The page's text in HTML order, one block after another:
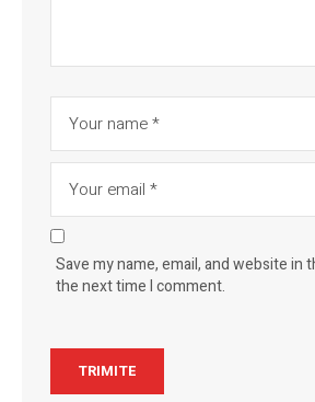
Save my name, email, and website in
the next time I comment.